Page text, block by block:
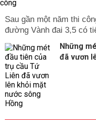
Sau gần một năm thi
đường Vành đai 3,5 có
Những
đã vươn